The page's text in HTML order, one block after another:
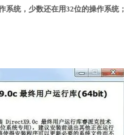
系统，少数还在用32位的操作系统；